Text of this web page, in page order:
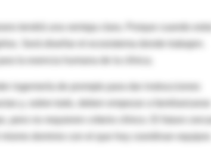
tendrá una ventaja clara. Porque cuando
Será diseñar el ecosistema donde trabajen.
la esencia humana de la clínica.
ingeniería de prompts para dar instrucciones
y, sobre todo, deben empezar a familiarizarse
pero no requieren criterio clínico. El futuro
dominio con el que hoy coordinan equipos